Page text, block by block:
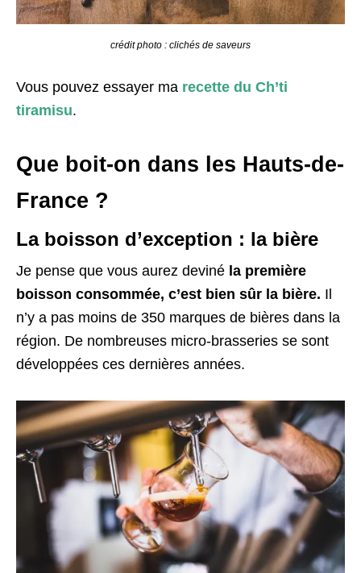
crédit photo : clichés de saveurs
Vous pouvez essayer ma recette du Ch’ti
tiramisu.
Que boit-on dans les Hauts-de-
France ?
La boisson d’exception : la bière
Je pense que vous aurez deviné la première
boisson consommée, c’est bien sûr la bière. Il
n’y a pas moins de 350 marques de bières dans la
région. De nombreuses micro-brasseries se sont
développées ces dernières années.